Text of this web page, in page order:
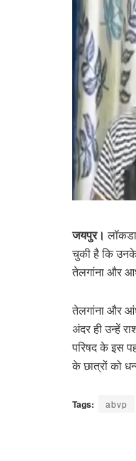
जयपुर।
चुकी है कि
तेलगांना और
तेलगांना और
अंदर ही उन्हें
परिषद के इस
के छात्रों को
Tags: abvp